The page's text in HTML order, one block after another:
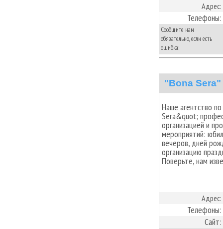
Адрес:
Телефоны:
Сообщите нам
обязательно, если есть
ошибка:
"Bona Sera"
Наше агентство
Sera&quot;
организацией и
мероприятий:
вечеров, дней
организацию
Поверьте, нам
Адрес:
Телефоны:
Сайт: